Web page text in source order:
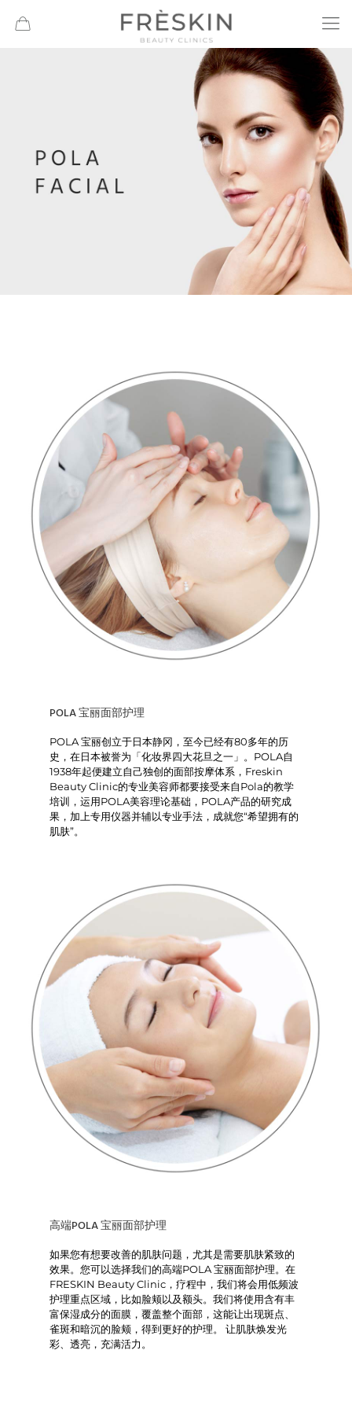
POLA 宝丽面部护理
POLA 宝丽创立于日本静冈，至今已经有80多年的历
史，在日本被誉为「化妆界四大花旦之一」。POLA自
1938年起便建立自己独创的面部按摩体系，Freskin
Beauty Clinic的专业美容师都要接受来自Pola的教学
培训，运用POLA美容理论基础，POLA产品的研究成
果，加上专用仪器并辅以专业手法，成就您“希望拥有的
肌肤”。
高端POLA 宝丽面部护理
如果您有想要改善的肌肤问题，尤其是需要肌肤紧致的
效果。您可以选择我们的高端POLA 宝丽面部护理。在
FRESKIN Beauty Clinic，疗程中，我们将会用低频波
护理重点区域，比如脸颊以及额头。我们将使用含有丰
富保湿成分的面膜，覆盖整个面部，这能让出现斑点、
雀斑和暗沉的脸颊，得到更好的护理。 让肌肤焕发光
彩、透亮，充满活力。